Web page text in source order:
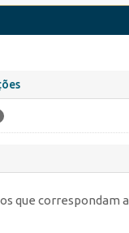
que correspondam a